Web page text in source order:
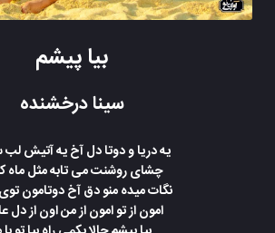
بیا پیشم
سینا درخشنده
یه دریا و دوتا دل آخ یه آتیش
چشای روشنت می تابه مثل ماه
نگات میده منو دق آخ دوتامون
امون از تو امون از من اون از دل